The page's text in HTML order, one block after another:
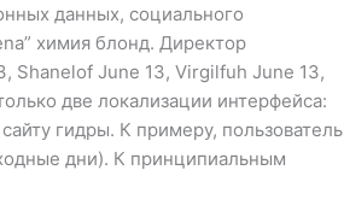
данных, социального
химия блонд. Директор
Shanelof June 13, Virgilfuh June 13,
две локализации интерфейса:
гидры. К примеру, пользователь
дни). К принципиальным